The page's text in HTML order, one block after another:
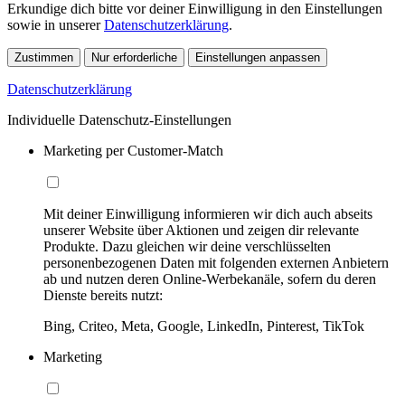
Erkundige dich bitte vor deiner Einwilligung in den Einstellungen
sowie in unsererDatenschutzerklärung.
Zustimmen Nur erforderliche Einstellungen anpassen
Datenschutzerklärung
Individuelle Datenschutz-Einstellungen
Marketing per Customer-Match
Mit deiner Einwilligung informieren wir dich auch abseits
unserer Website über Aktionen und zeigen dir relevante
Produkte. Dazu gleichen wir deine verschlüsselten
personenbezogenen Daten mit folgenden externen Anbietern
ab und nutzen deren Online-Werbekanäle, sofern du deren
Dienste bereits nutzt:
Bing, Criteo, Meta, Google, LinkedIn, Pinterest, TikTok
Marketing